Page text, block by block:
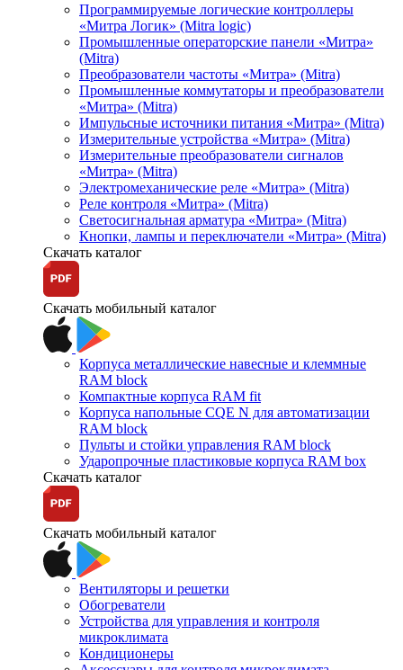
Программируемые логические контроллеры
«Митра Логик» (Mitra logic)
Промышленные операторские панели «Митра»
(Mitra)
Преобразователи частоты «Митра» (Mitra)
Промышленные коммутаторы и преобразователи
«Митра» (Mitra)
Импульсные источники питания «Митра» (Mitra)
Измерительные устройства «Митра» (Mitra)
Измерительные преобразователи сигналов
«Митра» (Mitra)
Электромеханические реле «Митра» (Mitra)
Реле контроля «Митра» (Mitra)
Светосигнальная арматура «Митра» (Mitra)
Кнопки, лампы и переключатели «Митра» (Mitra)
Скачать каталог
Скачать мобильный каталог
Корпуса металлические навесные и клеммные
RAM block
Компактные корпуса RAM fit
Корпуса напольные CQE N для автоматизации
RAM block
Пульты и стойки управления RAM block
Ударопрочные пластиковые корпуса RAM box
Скачать каталог
Скачать мобильный каталог
Вентиляторы и решетки
Обогреватели
Устройства для управления и контроля
микроклимата
Кондиционеры